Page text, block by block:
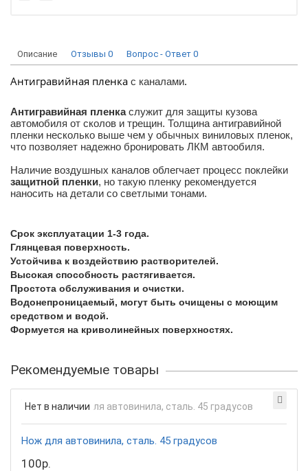
Описание Отзывы 0 Вопрос - Ответ 0
Антигравийная пленка с каналами.
Антигравийная пленкаслужит для защиты кузова
автомобиля от сколов и трещин. Толщина антигравийной
пленки несколько выше чем у обычных виниловых пленок,
что позволяет надежно бронировать ЛКМ автообиля.
Наличие воздушных каналов облегчает процесс поклейки
защитной пленки, но такую пленку рекомендуется
наносить на детали со светлыми тонами.
Срок эксплуатации 1-3 года.
Глянцевая поверхность.
Устойчива к воздействию растворителей.
Высокая способность растягивается.
Простота обслуживания и очистки.
Водонепроницаемый, могут быть очищены с моющим
средством и водой.
Формуется на криволинейных поверхностях.
Рекомендуемые товары
Нет в наличии
Нож для автовинила, сталь. 45 градусов
100р.